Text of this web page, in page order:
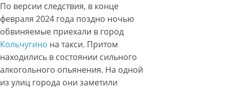
По версии следствия, в конце
февраля 2024 года поздно ночью
обвиняемые приехали в город
Кольчугино на такси. Притом
находились в состоянии сильного
алкогольного опьянения. На одной
из улиц города они заметили